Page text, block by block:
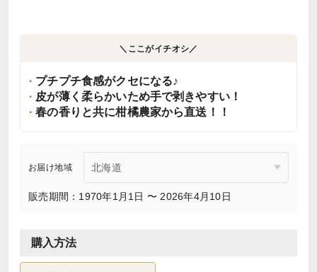
＼ここがイチオシ／
プチプチ食感がクセになる♪
皮が薄く柔らかいため手で剥きやすい！
春の香りと共に柑橘農家から直送！！
お届け地域
販売期間：1970年1月1日 〜 2026年4月10日
購入方法